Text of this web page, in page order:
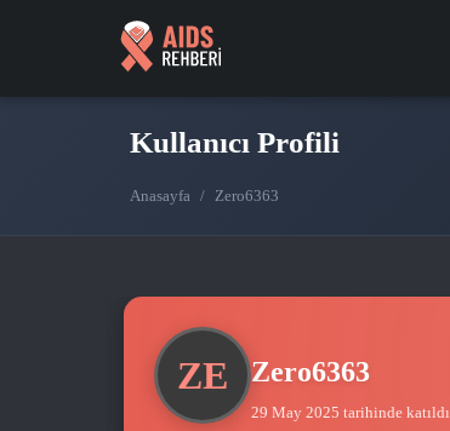
Kullanıcı Profili
Anasayfa / Zero6363
ZE Zero6363
29 May 2025 tarihinde katıldı